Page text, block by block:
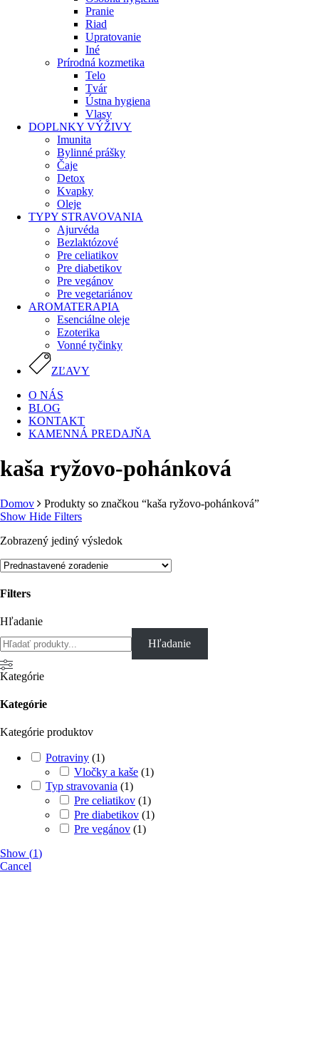
Pranie
Riad
Upratovanie
Iné
Prírodná kozmetika
Telo
Tvár
Ústna hygiena
Vlasy
DOPLNKY VÝŽIVY
Imunita
Bylinné prášky
Čaje
Detox
Kvapky
Oleje
TYPY STRAVOVANIA
Ajurvéda
Bezlaktózové
Pre celiatikov
Pre diabetikov
Pre vegánov
Pre vegetariánov
AROMATERAPIA
Esenciálne oleje
Ezoterika
Vonné tyčinky
ZĽAVY
O NÁS
BLOG
KONTAKT
KAMENNÁ PREDAJŇA
kaša ryžovo-pohánková
Domov
Produkty so značkou “kaša ryžovo-pohánková”
Show Hide Filters
Zobrazený jediný výsledok
Filters
Close
Filters
Hľadanie
Hľadanie
Kategórie
Kategórie
Kategórie produktov
Potraviny (1)
Vločky a kaše (1)
Typ stravovania (1)
Pre celiatikov (1)
Pre diabetikov (1)
Pre vegánov (1)
Show (1)
Cancel